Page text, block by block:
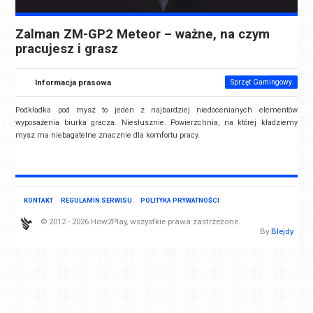
Zalman ZM-GP2 Meteor – ważne, na czym
pracujesz i grasz
Informacja prasowa Sprzęt Gamingowy
Podkładka pod mysz to jeden z najbardziej niedocenianych elementów
wyposażenia biurka gracza. Niesłusznie. Powierzchnia, na której kładziemy
mysz ma niebagatelne znacznie dla komfortu pracy.
KONTAKT REGULAMIN SERWISU POLITYKA PRYWATNOŚCI
© 2012 - 2026 How2Play, wszystkie prawa zastrzeżone.
By Blejdy